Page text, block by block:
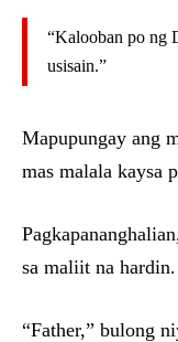
“Kalooban po ng
usisain.”
Mapupungay ang
mas malala kaysa
sa maliit na hardin.
“Father,” bulong